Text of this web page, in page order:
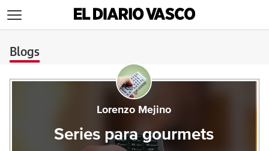
Blogs
Lorenzo Mejino
Series para gourmets